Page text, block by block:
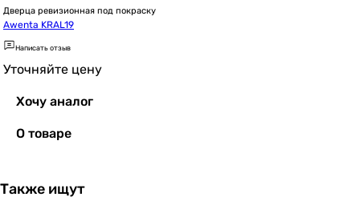
Дверца ревизионная под покраску
Awenta KRAL19
Написать отзыв
Уточняйте цену
Хочу аналог
О товаре
Также ищут